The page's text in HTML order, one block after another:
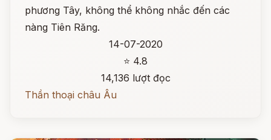
phương Tây, không thể không nhắc đến các
nàng Tiên Răng.
14-07-2020
⭐ 4.8
14,136 lượt đọc
Thần thoại châu Âu